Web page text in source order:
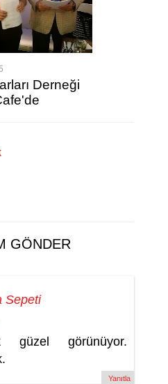
Derneği
GÖNDER
Sepeti
güzel görünüyor.
Yanıtla